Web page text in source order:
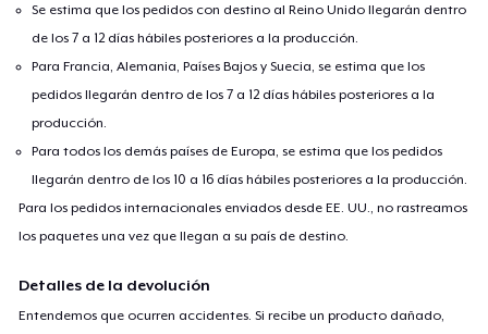
Se estima que los pedidos con destino al Reino Unido llegarán dentro
de los 7 a 12 días hábiles posteriores a la producción.
Para Francia, Alemania, Países Bajos y Suecia, se estima que los
pedidos llegarán dentro de los 7 a 12 días hábiles posteriores a la
producción.
Para todos los demás países de Europa, se estima que los pedidos
llegarán dentro de los 10 a 16 días hábiles posteriores a la producción.
Para los pedidos internacionales enviados desde EE. UU., no rastreamos
los paquetes una vez que llegan a su país de destino.
Detalles de la devolución
Entendemos que ocurren accidentes. Si recibe un producto dañado,